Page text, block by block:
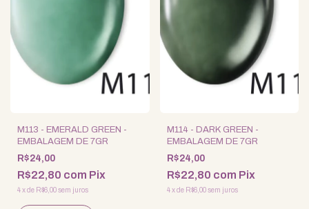
M113 - EMERALD GREEN -
EMBALAGEM DE 7GR
R$24,00
R$22,80 com Pix
4xde R$6,00sem juros
M114 - DARK GREEN -
EMBALAGEM DE 7GR
R$24,00
R$22,80 com Pix
4 xde R$6,00 sem juros